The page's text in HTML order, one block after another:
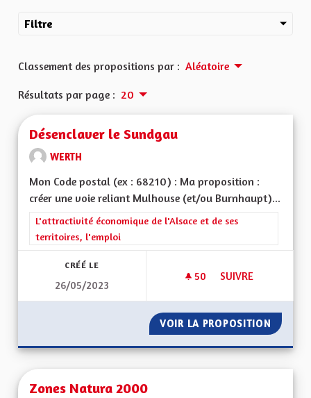
Filtre
Classement des propositions par : Aléatoire
Résultats par page : 20
Désenclaver le Sundgau
WERTH
Mon Code postal (ex : 68210) : Ma proposition :
créer une voie reliant Mulhouse (et/ou Burnhaupt)...
Filtrer les résultats de la catégorie : L'attractivité
L'attractivité économique de l'Alsace et de ses
territoires, l'emploi
CRÉÉ LE
26/05/2023
50 50 ABONNÉS
SUIVRE
VOIR LA PROPOSITION
Zones Natura 2000